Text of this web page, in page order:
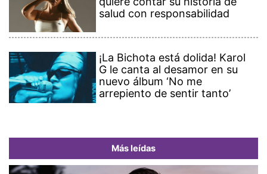
salud con responsabilidad
¡La Bichota está dolida! Karol
G le canta al desamor en su
nuevo álbum ‘No me
arrepiento de sentir tanto’
Más leídas